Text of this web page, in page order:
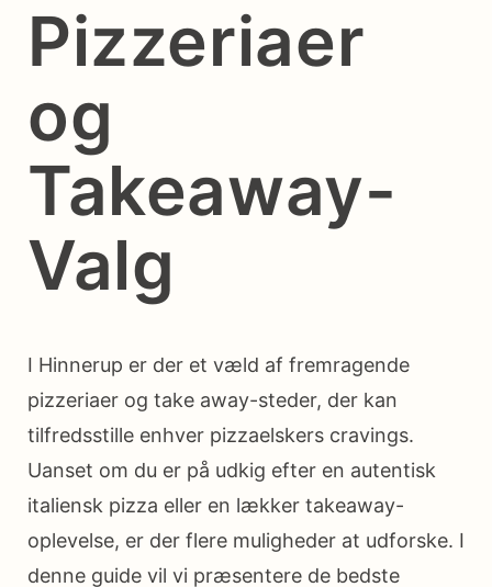
Pizzeriaer
og
Takeaway-
Valg
I Hinnerup er der et væld af fremragende
pizzeriaer og take away-steder, der kan
tilfredsstille enhver pizzaelskers cravings.
Uanset om du er på udkig efter en autentisk
italiensk pizza eller en lækker takeaway-
oplevelse, er der flere muligheder at udforske. I
denne guide vil vi præsentere de bedste